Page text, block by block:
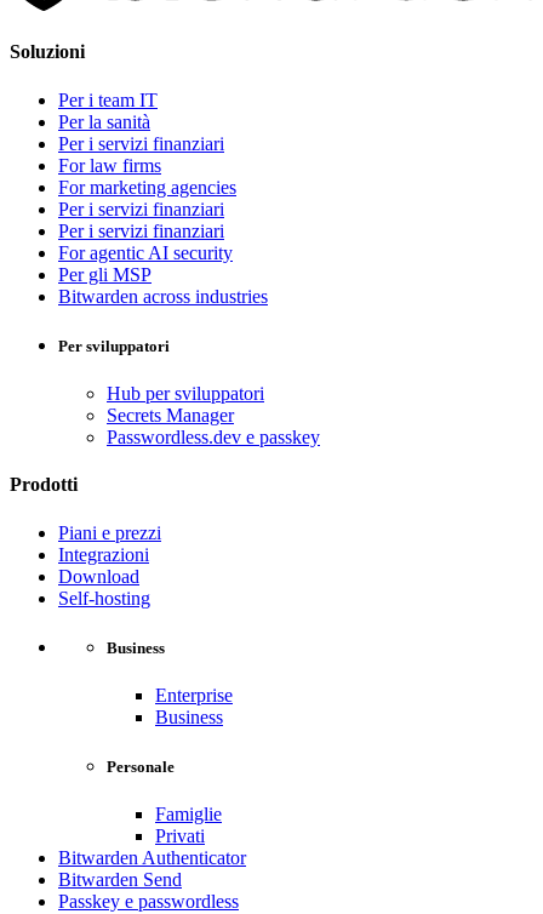
Soluzioni
Per i team IT
Per la sanità
Per i servizi finanziari
For law firms
For marketing agencies
Per i servizi finanziari
Per i servizi finanziari
For agentic AI security
Per gli MSP
Bitwarden across industries
Per sviluppatori
Hub per sviluppatori
Secrets Manager
Passwordless.dev e passkey
Prodotti
Piani e prezzi
Integrazioni
Download
Self-hosting
Business
Enterprise
Business
Personale
Famiglie
Privati
Bitwarden Authenticator
Bitwarden Send
Passkey e passwordless